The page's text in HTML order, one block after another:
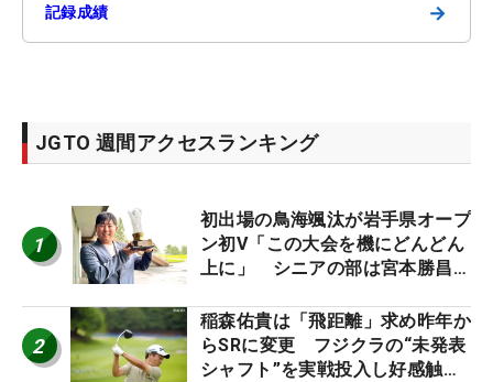
記録成績 →
JGTO 週間アクセスランキング
1
初出場の鳥海颯汰が岩手県オープ
ン初V「この大会を機にどんどん
上に」 シニアの部は宮本勝昌が
2
稲森佑貴は「飛距離」求め昨年か
らSRに変更 フジクラの“未発表
シャフト”を実戦投入し好感触